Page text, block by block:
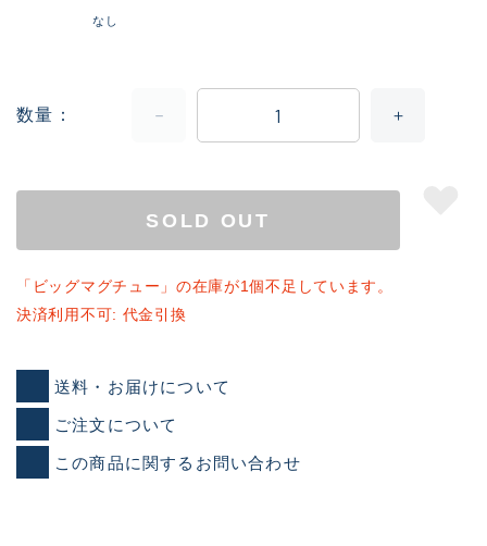
なし
数量
SOLD OUT
「ビッグマグチュー」の在庫が1個不足しています。
決済利用不可: 代金引換
送料・お届けについて
ご注文について
この商品に関するお問い合わせ